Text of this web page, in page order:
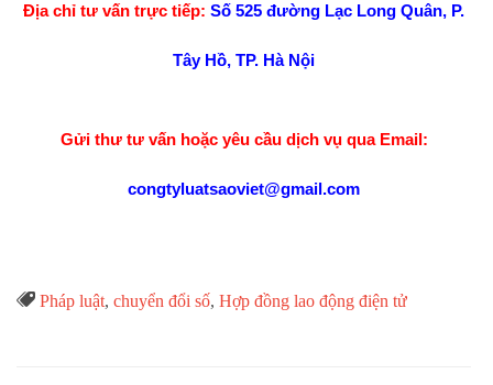
Địa chỉ tư vấn trực tiếp: Số 525 đường Lạc Long Quân, P.
Tây Hồ, TP. Hà Nội
Gửi thư tư vấn hoặc yêu cầu dịch vụ qua Email:
congtyluatsaoviet@gmail.com
Từ
Pháp luật, chuyển đổi số, Hợp đồng lao động điện tử